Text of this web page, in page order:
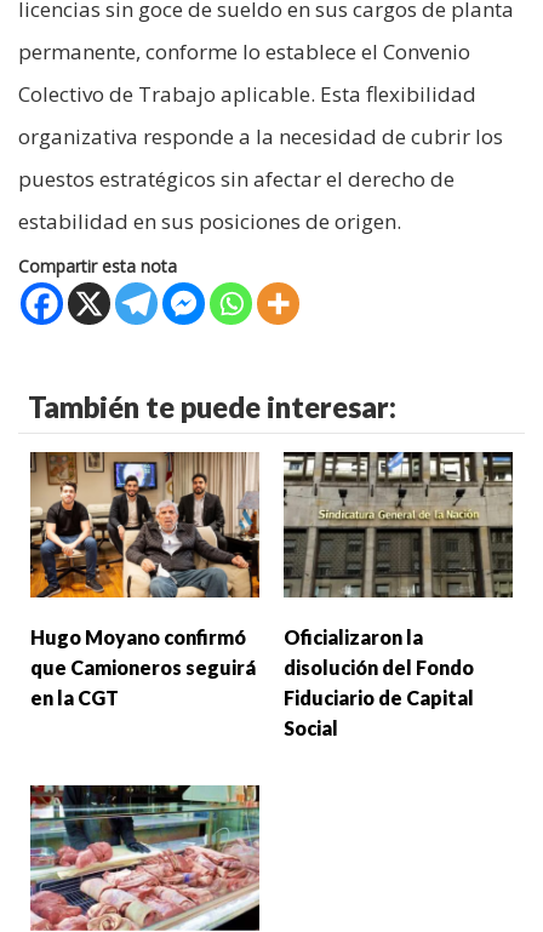
licencias sin goce de sueldo en sus cargos de planta
permanente, conforme lo establece el Convenio
Colectivo de Trabajo aplicable. Esta flexibilidad
organizativa responde a la necesidad de cubrir los
puestos estratégicos sin afectar el derecho de
estabilidad en sus posiciones de origen.
Compartir esta nota
También te puede interesar:
Hugo Moyano confirmó
que Camioneros seguirá
en la CGT
Oficializaron la
disolución del Fondo
Fiduciario de Capital
Social